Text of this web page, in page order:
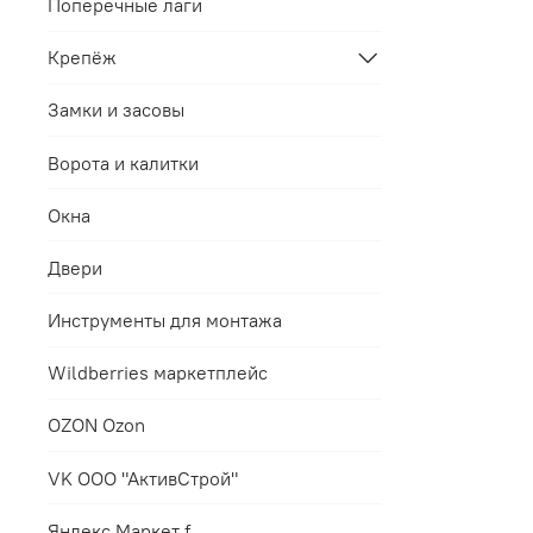
Крепёж
Замки и засовы
Ворота и калитки
Окна
Двери
Инструменты для монтажа
Wildberries маркетплейс
OZON Ozon
VK ООО "АктивСтрой"